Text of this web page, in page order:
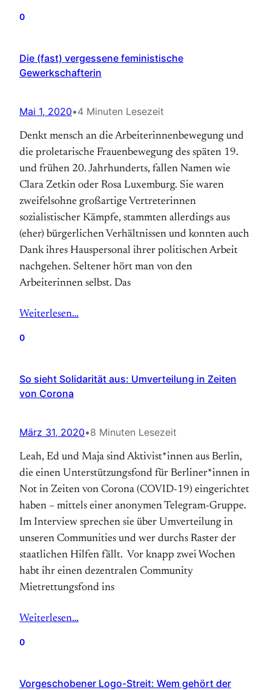
0
Die (fast) vergessene feministische
Gewerkschafterin
Mai 1, 2020•4 Minuten Lesezeit
Denkt mensch an die Arbeiterinnenbewegung und
die proletarische Frauenbewegung des späten 19.
und frühen 20. Jahrhunderts, fallen Namen wie
Clara Zetkin oder Rosa Luxemburg. Sie waren
zweifelsohne großartige Vertreterinnen
sozialistischer Kämpfe, stammten allerdings aus
(eher) bürgerlichen Verhältnissen und konnten auch
Dank ihres Hauspersonal ihrer politischen Arbeit
nachgehen. Seltener hört man von den
Arbeiterinnen selbst. Das
Weiterlesen…
0
So sieht Solidarität aus: Umverteilung in Zeiten
von Corona
März 31, 2020•8 Minuten Lesezeit
Leah, Ed und Maja sind Aktivist*innen aus Berlin,
die einen Unterstützungsfond für Berliner*innen in
Not in Zeiten von Corona (COVID-19) eingerichtet
haben – mittels einer anonymen Telegram-Gruppe.
Im Interview sprechen sie über Umverteilung in
unseren Communities und wer durchs Raster der
staatlichen Hilfen fällt. Vor knapp zwei Wochen
habt ihr einen dezentralen Community
Mietrettungsfond ins
Weiterlesen…
0
Vorgeschobener Logo-Streit: Wem gehört der